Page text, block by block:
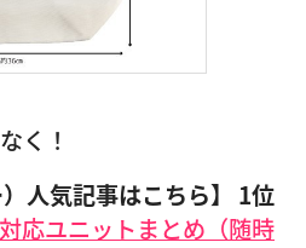
く！
人気記事はこちら】
1位
応ユニットまとめ（随時